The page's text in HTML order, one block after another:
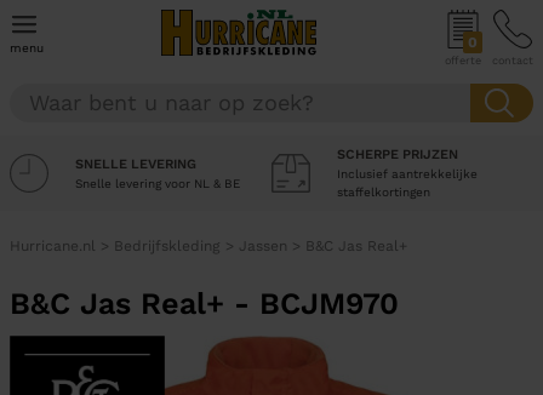
menu 0
offerte contact
SNELLE LEVERING
Snelle levering voor NL & BE
SCHERPE PRIJZEN
Inclusief aantrekkelijke
staffelkortingen
Hurricane.nl > Bedrijfskleding > Jassen > B&C Jas Real+
B&C Jas Real+ - BCJM970